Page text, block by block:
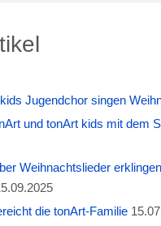
Jugendchor singen
und tonArt kids mit dem
Weihnachtslieder
die tonArt-Familie